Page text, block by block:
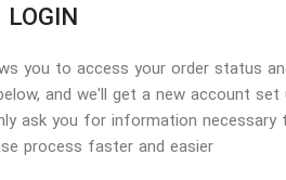
LOGIN
you to access your order status
and we'll get a new account set
ask you for information necessary
process faster and easier.